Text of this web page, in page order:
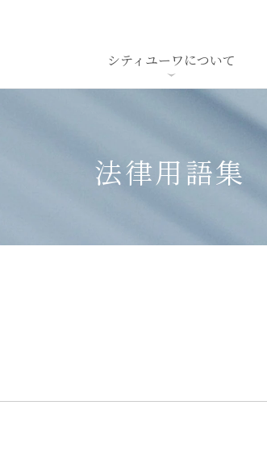
シティユーワについて
法律用語集
法律用語集